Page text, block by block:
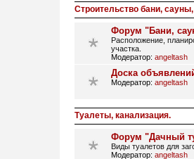
Строительство бани,
Форум "Бани,
Расположение,
участка.
Модератор: angeltash
Доска
Модератор: angeltash
Туалеты, канализация.
Форум "Дачный
Виды туалетов для
Модератор: angeltash